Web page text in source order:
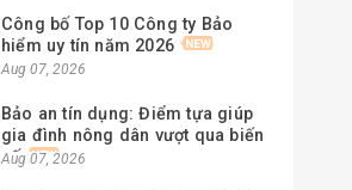
Công bố Top 10 Công ty Bảo
hiểm uy tín năm 2026
Aug 07, 2026
Bảo an tín dụng: Điểm tựa giúp
gia đình nông dân vượt qua biến
cố
Aug 07, 2026